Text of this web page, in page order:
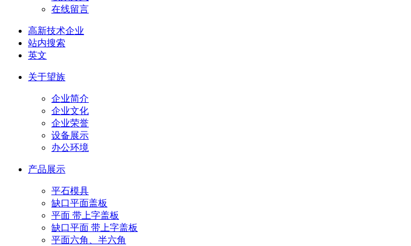
在线留言
高新技术企业
站内搜索
英文
关于望族
企业简介
企业文化
企业荣誉
设备展示
办公环境
产品展示
平石模具
缺口平面盖板
平面 带上字盖板
缺口平面 带上字盖板
平面六角、半六角